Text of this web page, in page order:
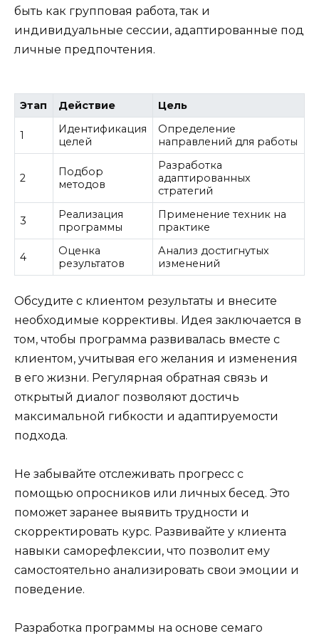
быть как групповая работа, так и
индивидуальные сессии, адаптированные под
личные предпочтения.
Этап Действие Цель
1
Идентификация
целей
Определение
направлений для работы
2
Подбор
методов
Разработка
адаптированных
стратегий
3
Реализация
программы
Применение техник на
практике
4
Оценка
результатов
Анализ достигнутых
изменений
Обсудите с клиентом результаты и внесите
необходимые коррективы. Идея заключается в
том, чтобы программа развивалась вместе с
клиентом, учитывая его желания и изменения
в его жизни. Регулярная обратная связь и
открытый диалог позволяют достичь
максимальной гибкости и адаптируемости
подхода.
Не забывайте отслеживать прогресс с
помощью опросников или личных бесед. Это
поможет заранее выявить трудности и
скорректировать курс. Развивайте у клиента
навыки саморефлексии, что позволит ему
самостоятельно анализировать свои эмоции и
поведение.
Разработка программы на основе семаго